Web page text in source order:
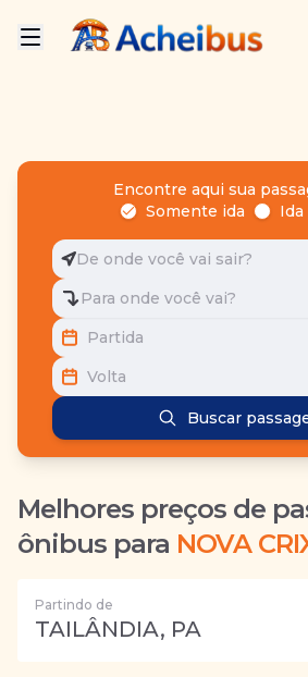
Encontre aqui sua
Somente ida
Ida
De onde você vai sair?
Para onde você vai?
Partida
Volta
Buscar
Melhores preços de
ônibus para NOVA
Partindo de
TAILÂNDIA, PA